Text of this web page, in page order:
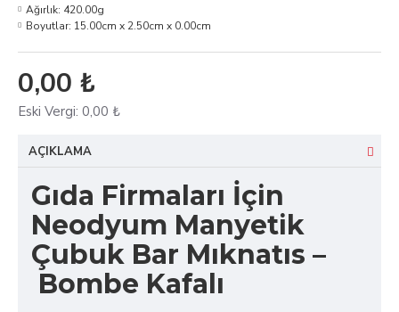
0,00 ₺
Eski Vergi: 0,00 ₺
Ağırlık: 420.00g
Boyutlar: 15.00cm x 2.50cm x 0.00cm
AÇIKLAMA
Gıda Firmaları İçin
Neodyum Manyetik
Çubuk Bar Mıknatıs –
Bombe Kafalı